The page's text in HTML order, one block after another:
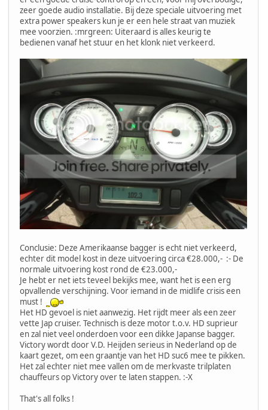
zeer goede audio installatie. Bij deze speciale uitvoering met
extra power speakers kun je er een hele straat van muziek
mee voorzien. :mrgreen: Uiteraard is alles keurig te
bedienen vanaf het stuur en het klonk niet verkeerd.
Conclusie: Deze Amerikaanse bagger is echt niet verkeerd,
echter dit model kost in deze uitvoering circa €28.000,- :- De
normale uitvoering kost rond de €23.000,-
Je hebt er net iets teveel bekijks mee, want het is een erg
opvallende verschijning. Voor iemand in de midlife crisis een
must !
Het HD gevoel is niet aanwezig. Het rijdt meer als een zeer
vette Jap cruiser. Technisch is deze motor t.o.v. HD suprieur
en zal niet veel onderdoen voor een dikke Japanse bagger.
Victory wordt door V.D. Heijden serieus in Nederland op de
kaart gezet, om een graantje van het HD suc6 mee te pikken.
Het zal echter niet mee vallen om de merkvaste trilplaten
chauffeurs op Victory over te laten stappen. :-X
That's all folks !